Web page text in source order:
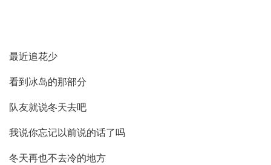
最近追花少
看到冰岛的那部分
队友就说冬天去吧
我说你忘记以前说的话了吗
冬天再也不去冷的地方